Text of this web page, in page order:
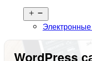
меню
Электронные
WordPress